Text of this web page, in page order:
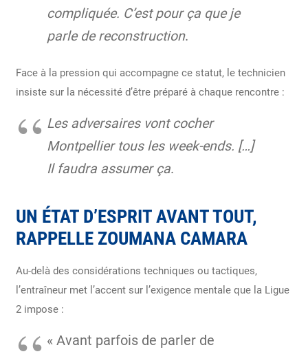
compliquée. C’est pour ça que je
parle de reconstruction.
Face à la pression qui accompagne ce statut, le technicien
insiste sur la nécessité d’être préparé à chaque rencontre :
Les adversaires vont cocher
Montpellier tous les week-ends. […]
Il faudra assumer ça.
UN ÉTAT D’ESPRIT AVANT TOUT,
RAPPELLE ZOUMANA CAMARA
Au-delà des considérations techniques ou tactiques,
l’entraîneur met l’accent sur l’exigence mentale que la Ligue
2 impose :
« Avant parfois de parler de